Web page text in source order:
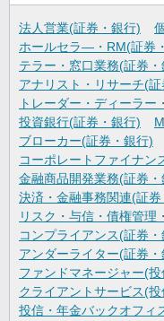
法人営業(証券・銀行)
ホールセラ―・RM(証券
テラー・窓口業務(証券・
アナリスト・リサーチ(
トレーダー・ディーラ
投資銀行(証券・銀行)
ブローカー(証券・銀行)
コーポレートファイナン
金融商品開発業務(証券・
決済・金融事務関連(証券
リスク・与信・債権管理
コンプライアンス(証券・
アンダーライター(証券・
ファンドマネージャー(
クライアントサービス(
投信・年金バックオフィ